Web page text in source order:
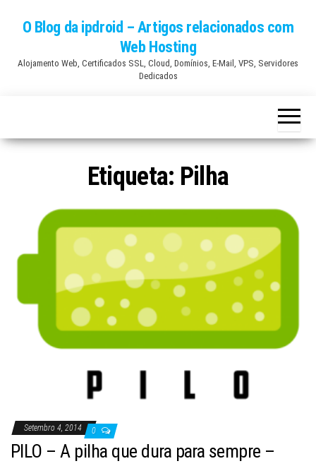
content
O Blog da ipdroid – Artigos relacionados com
Web Hosting
Alojamento Web, Certificados SSL, Cloud, Domínios, E-Mail, VPS, Servidores
Dedicados
Etiqueta: Pilha
Setembro 4, 2014 0
PILO – A pilha que dura para sempre –